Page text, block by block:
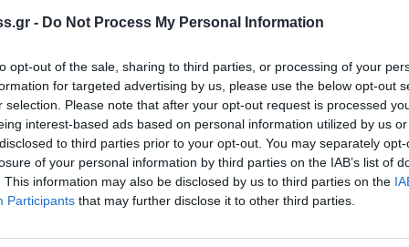
- Do Not Process My Personal Information
opt-out of the sale, sharing to third parties, or processing of your
for targeted advertising by us, please use the below opt-out
selection. Please note that after your opt-out request is processed
interest-based ads based on personal information utilized by us
to third parties prior to your opt-out. You may separately
of your personal information by third parties on the IAB’s list of
This information may also be disclosed by us to third parties on the
Participants that may further disclose it to other third parties.
ανάπτυξης. Ακόμα και ο Επίτροπος
στη δυνατότητα συμψηφισμού
με ληξιπρόθεσμες οφειλές τους,
είναι ενισχύσεις για τους
δημόσιο φορέα, είτε συλλέγει
των αγροτών.
προστατεύει το ποσό της σύνταξης
ενώ επιπρόσθετα προβλέπει το
ιδρύματα μέχρι του ποσού των 1.500 ή